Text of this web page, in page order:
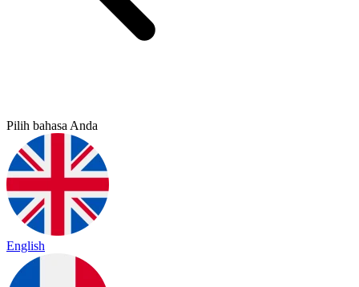
Pilih bahasa Anda
English